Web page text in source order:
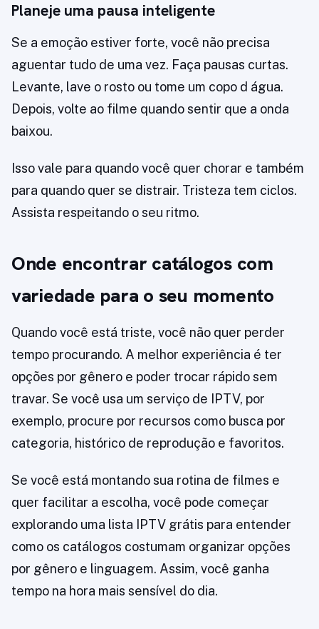
Planeje uma pausa inteligente
Se a emoção estiver forte, você não precisa
aguentar tudo de uma vez. Faça pausas curtas.
Levante, lave o rosto ou tome um copo d água.
Depois, volte ao filme quando sentir que a onda
baixou.
Isso vale para quando você quer chorar e também
para quando quer se distrair. Tristeza tem ciclos.
Assista respeitando o seu ritmo.
Onde encontrar catálogos com
variedade para o seu momento
Quando você está triste, você não quer perder
tempo procurando. A melhor experiência é ter
opções por gênero e poder trocar rápido sem
travar. Se você usa um serviço de IPTV, por
exemplo, procure por recursos como busca por
categoria, histórico de reprodução e favoritos.
Se você está montando sua rotina de filmes e
quer facilitar a escolha, você pode começar
explorando uma lista IPTV grátis para entender
como os catálogos costumam organizar opções
por gênero e linguagem. Assim, você ganha
tempo na hora mais sensível do dia.